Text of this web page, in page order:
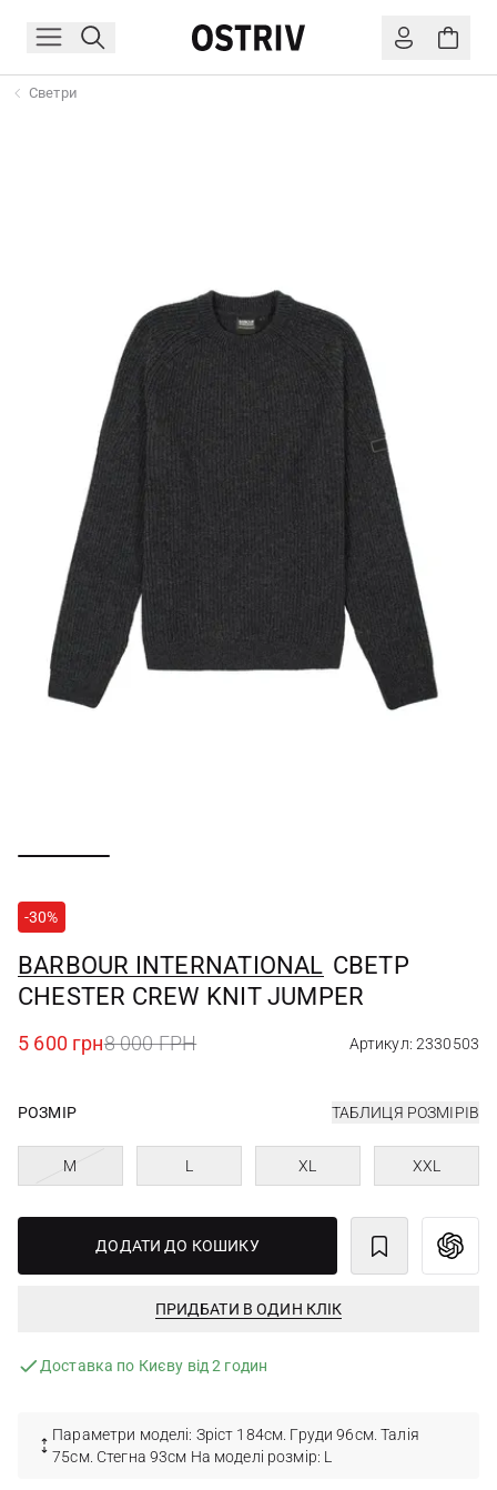
Светри
-30%
BARBOUR INTERNATIONAL СВЕТР
CHESTER CREW KNIT JUMPER
5 600 грн8 000 ГРН Артикул: 2330503
РОЗМІР ТАБЛИЦЯ РОЗМІРІВ
M L XL XXL
ДОДАТИ ДО КОШИКУ
ПРИДБАТИ В ОДИН КЛІК
Доставка по Києву від 2 годин
Параметри моделі: Зріст 184см. Груди 96см. Талія
75см. Стегна 93см На моделі розмір: L